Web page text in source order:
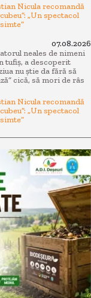
Nicula recomandă
„Un spectacol
07.08.2026
neales de nimeni
tufiș, a descoperit
nu știe da fără să
cică, să mori de râs
Nicula recomandă
„Un spectacol